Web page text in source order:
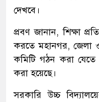
দেখবে।
প্রবণ জানান, শিক্ষা
করতে মহানগর, জেলা ও
কমিটি গঠন করা যেতে
করা হয়েছে।
সরকারি উচ্চ